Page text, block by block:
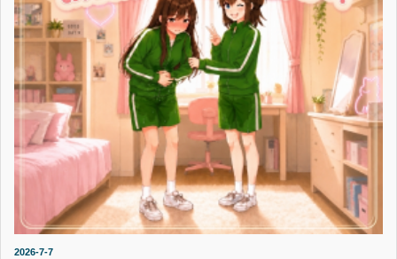
2026-7-7